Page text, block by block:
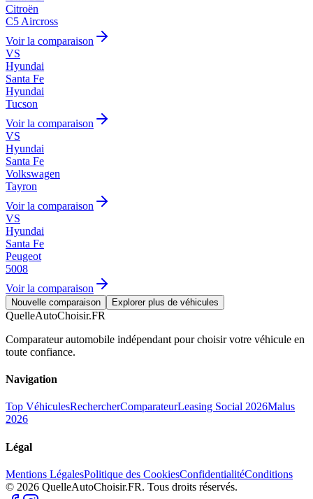
Citroën
C5 Aircross
Voir la comparaison
VS
Hyundai
Santa Fe
Hyundai
Tucson
Voir la comparaison
VS
Hyundai
Santa Fe
Volkswagen
Tayron
Voir la comparaison
VS
Hyundai
Santa Fe
Peugeot
5008
Voir la comparaison
Nouvelle comparaison Explorer plus de véhicules
QuelleAutoChoisir.FR
Comparateur automobile indépendant pour choisir votre véhicule en
toute confiance.
Navigation
Top VéhiculesRechercherComparateurLeasing Social 2026Malus
2026
Légal
Mentions LégalesPolitique des CookiesConfidentialitéConditions
© 2026 QuelleAutoChoisir.FR. Tous droits réservés.